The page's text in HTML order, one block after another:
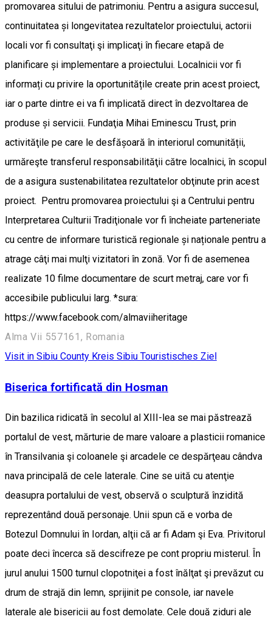
promovarea sitului de patrimoniu. Pentru a asigura succesul,
continuitatea și longevitatea rezultatelor proiectului, actorii
locali vor fi consultaţi şi implicaţi în fiecare etapă de
planificare și implementare a proiectului. Localnicii vor fi
informați cu privire la oportunitățile create prin acest proiect,
iar o parte dintre ei va fi implicată direct în dezvoltarea de
produse și servicii. Fundaţia Mihai Eminescu Trust, prin
activităţile pe care le desfășoară în interiorul comunității,
urmăreşte transferul responsabilităţii către localnici, în scopul
de a asigura sustenabilitatea rezultatelor obţinute prin acest
proiect. Pentru promovarea proiectului şi a Centrului pentru
Interpretarea Culturii Tradiţionale vor fi încheiate parteneriate
cu centre de informare turistică regionale și naționale pentru a
atrage câţi mai mulţi vizitatori în zonă. Vor fi de asemenea
realizate 10 filme documentare de scurt metraj, care vor fi
accesibile publicului larg. *sura:
https://www.facebook.com/almaviiheritage
Alma Vii 557161, Romania
Visit in Sibiu County Kreis Sibiu Touristisches Ziel
Biserica fortificată din Hosman
Din bazilica ridicată în secolul al XIII-lea se mai păstrează
portalul de vest, mărturie de mare valoare a plasticii romanice
în Transilvania şi coloanele şi arcadele ce despărţeau cândva
nava principală de cele laterale. Cine se uită cu atenţie
deasupra portalului de vest, observă o sculptură înzidită
reprezentând două personaje. Unii spun că e vorba de
Botezul Domnului în Iordan, alţii că ar fi Adam şi Eva. Privitorul
poate deci încerca să descifreze pe cont propriu misterul. În
jurul anului 1500 turnul clopotniţei a fost înălţat şi prevăzut cu
drum de strajă din lemn, sprijinit pe console, iar navele
laterale ale bisericii au fost demolate. Cele două ziduri ale